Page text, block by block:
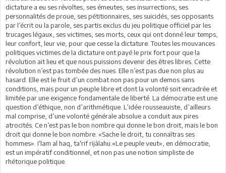
dictature a eu ses révoltes, ses émeutes, ses insurrections, ses
personnalités de proue, ses pétitionnaires, ses suicidés, ses opposants
par l’écrit ou la parole, ses partis exclus du jeu politique officiel par les
trucages légaux, ses victimes, ses morts, ceux qui ont donné leur temps,
leur confort, leur vie, pour que cesse la dictature. Toutes les mouvances
politiques victimes de la dictature ont payé le prix fort pour que la
révolution ait lieu et que nous puissions devenir des êtres libres. Cette
révolution n’est pas tombée des nues. Elle n’est pas due non plus au
hasard. Elle est le fruit d’un combat non pas pour un demos sans
conditions, mais pour un peuple libre et dont la volonté soit encadrée et
limitée par une exigence fondamentale de liberté. La démocratie est une
question d’éthique, non d’arithmétique. L’idée rousseauiste, d’ailleurs
mal comprise, d’une volonté générale absolue a conduit aux pires
atrocités. Ce n’est pas le bon nombre qui donne le bon droit, mais le bon
droit qui donne le bon nombre. «Sache le droit, tu connaîtras ses
hommes». I‘lam al haq, ta‘rif rijâlahu.«Le peuple veut», en démocratie,
est un impératif conditionnel, et non pas une notion simpliste de
rhétorique politique.